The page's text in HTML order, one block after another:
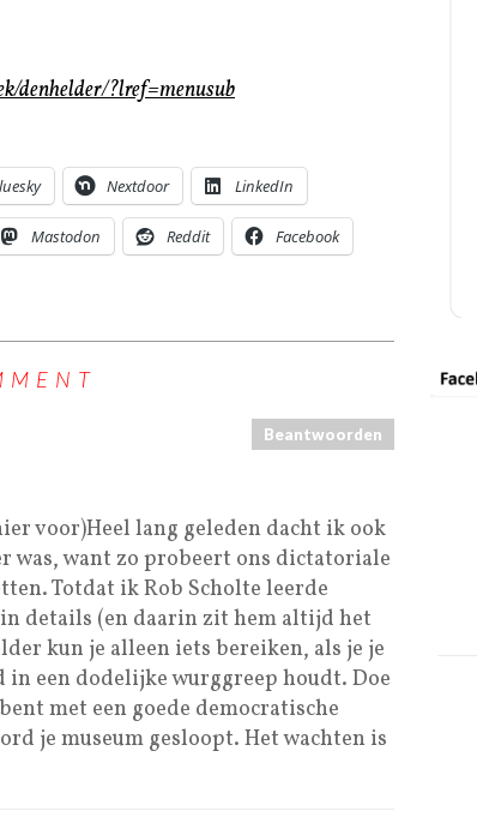
denhelder/?lref=menusub
Nextdoor LinkedIn
Mastodon Reddit Facebook
Beantwoorden
voor)Heel lang geleden dacht ik ook
was, want zo probeert ons dictatoriale
Totdat ik Rob Scholte leerde
details (en daarin zit hem altijd het
kun je alleen iets bereiken, als je je
een dodelijke wurggreep houdt. Doe
met een goede democratische
je museum gesloopt. Het wachten is